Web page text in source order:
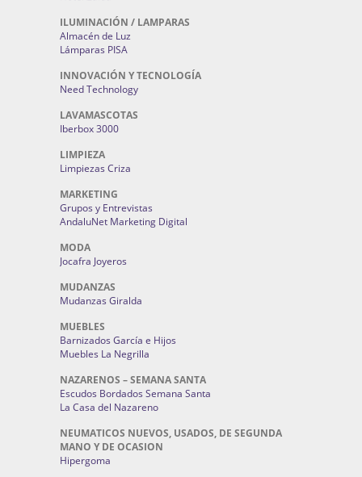
ILUMINACIÓN / LAMPARAS
Almacén de Luz
Lámparas PISA
INNOVACIÓN Y TECNOLOGÍA
Need Technology
LAVAMASCOTAS
Iberbox 3000
LIMPIEZA
Limpiezas Criza
MARKETING
Grupos y Entrevistas
AndaluNet Marketing Digital
MODA
Jocafra Joyeros
MUDANZAS
Mudanzas Giralda
MUEBLES
Barnizados García e Hijos
Muebles La Negrilla
NAZARENOS – SEMANA SANTA
Escudos Bordados Semana Santa
La Casa del Nazareno
NEUMATICOS NUEVOS, USADOS, DE SEGUNDA
MANO Y DE OCASION
Hipergoma